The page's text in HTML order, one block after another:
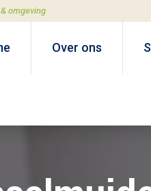
omgeving
Over ons